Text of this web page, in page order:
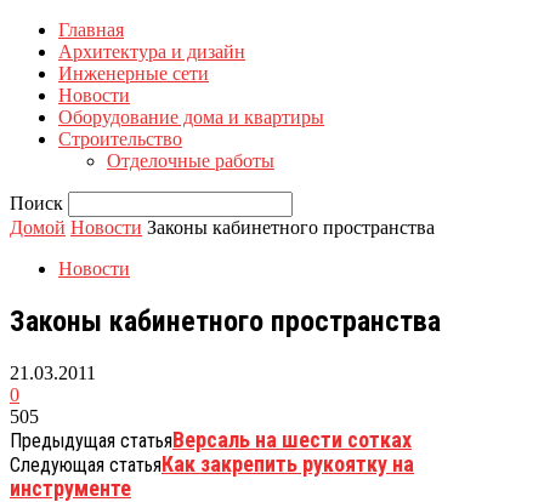
Главная
Архитектура и дизайн
Инженерные сети
Новости
Оборудование дома и квартиры
Строительство
Отделочные работы
Поиск
Домой Новости Законы кабинетного пространства
Новости
Законы кабинетного пространства
21.03.2011
0
505
Предыдущая статьяВерсаль на шести сотках
Следующая статьяКак закрепить рукоятку на
инструменте